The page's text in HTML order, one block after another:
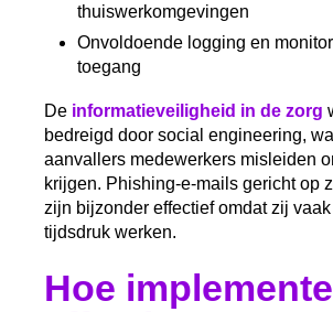
thuiswerkomgevingen
Onvoldoende logging en
toegang
De informatieveiligheid in de zorg
bedreigd door social engineering,
aanvallers medewerkers misleiden
krijgen. Phishing-e-mails gericht op
zijn bijzonder effectief omdat zij
tijdsdruk werken.
Hoe